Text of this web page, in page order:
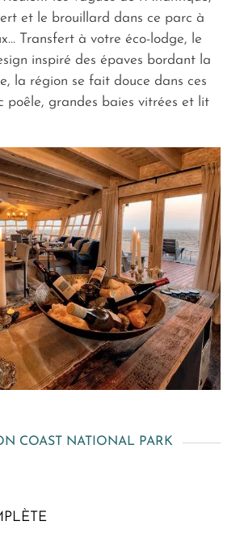
et le brouillard dans ce parc à
Transfert à votre éco-lodge, le
inspiré des épaves bordant la
la région se fait douce dans ces
poêle, grandes baies vitrées et lit
COAST NATIONAL PARK